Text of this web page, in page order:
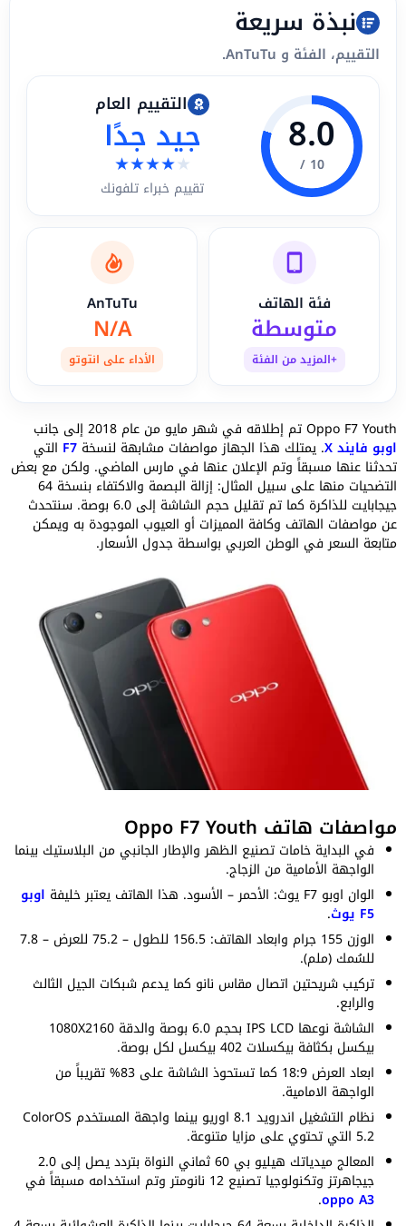
نبذة سريعة
التقييم، الفئة و AnTuTu.
8.0
10 /
التقييم العام
جيد جدًا
★★★★★
تقييم خبراء تلفونك
فئة الهاتف
متوسطة
+المزيد من الفئة
AnTuTu
N/A
الأداء على انتوتو
Oppo F7 Youth تم إطلاقه في شهر مايو من عام 2018 إلى جانب
اوبو فايند X . يمتلك هذا الجهاز مواصفات مشابهة لنسخة F7 التي
تحدثنا عنها مسبقاً وتم الإعلان عنها في مارس الماضي. ولكن مع بعض
التضحيات منها على سبيل المثال: إزالة البصمة والاكتفاء بنسخة 64
جيجابايت للذاكرة كما تم تقليل حجم الشاشة إلى 6.0 بوصة. سنتحدث
عن مواصفات الهاتف وكافة المميزات أو العيوب الموجودة به ويمكن
متابعة السعر في الوطن العربي بواسطة جدول الأسعار.
مواصفات هاتف Oppo F7 Youth
في البداية خامات تصنيع الظهر والإطار الجانبي من البلاستيك بينما
الواجهة الأمامية من الزجاج.
الوان اوبو F7 يوث: الأحمر – الأسود. هذا الهاتف يعتبر خليفة
اوبو
F5 يوث
.
الوزن 155 جرام وابعاد الهاتف: 156.5 للطول – 75.2 للعرض – 7.8
للسُمك (ملم).
تركيب شريحتين اتصال مقاس نانو كما يدعم شبكات الجيل الثالث
والرابع.
الشاشة نوعها IPS LCD بحجم 6.0 بوصة والدقة 1080X2160
بيكسل بكثافة بيكسلات 402 بيكسل لكل بوصة.
ابعاد العرض 18:9 كما تستحوذ الشاشة على 83% تقريباً من
الواجهة الامامية.
نظام التشغيل اندرويد 8.1 اوريو بينما واجهة المستخدم ColorOS
5.2 التي تحتوي على مزايا متنوعة.
المعالج ميدياتك هيليو بي 60 ثماني النواة بتردد يصل إلى 2.0
جيجاهرتز وتكنولوجيا تصنيع 12 نانومتر وتم استخدامه مسبقاً في
oppo A3
.